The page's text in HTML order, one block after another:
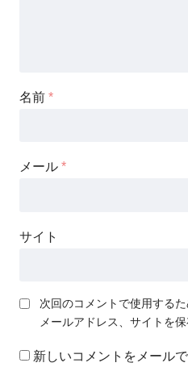
名前 *
メール *
サイト
次回のコメントで使用する
メールアドレス、サイトを保
新しいコメントをメール